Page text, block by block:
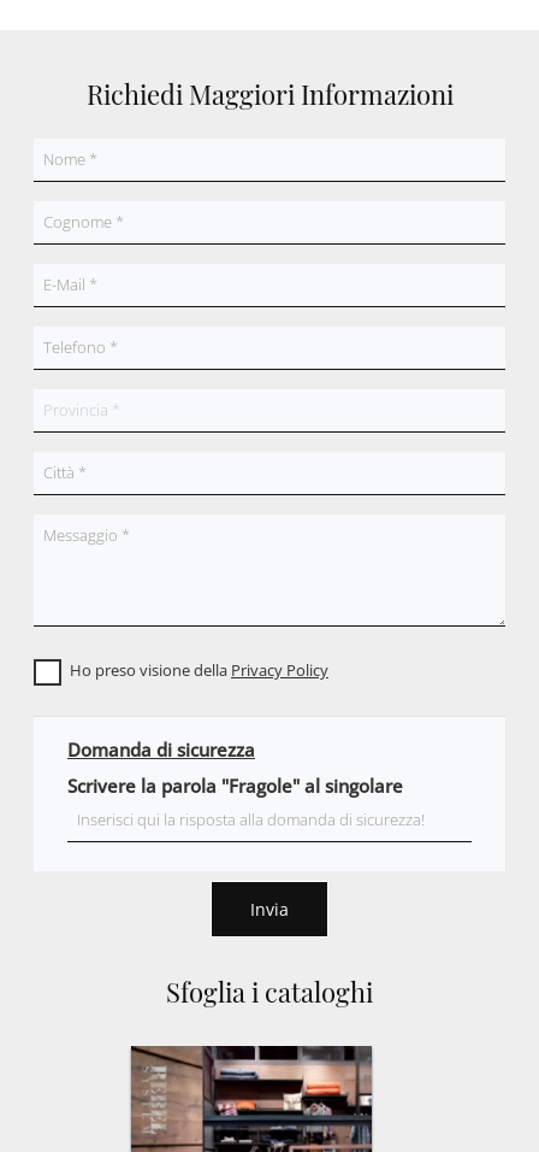
Sfoglia i cataloghi
Richiedi Maggiori Informazioni
Ho preso visione della Privacy Policy
Domanda di sicurezza
Scrivere la parola "Fragole" al singolare
Invia